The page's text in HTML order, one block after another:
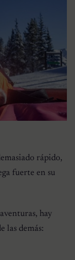
rápido,
fuerte en su
hay
las demás: